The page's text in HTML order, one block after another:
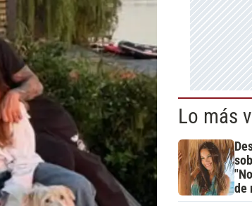
Lo más
de